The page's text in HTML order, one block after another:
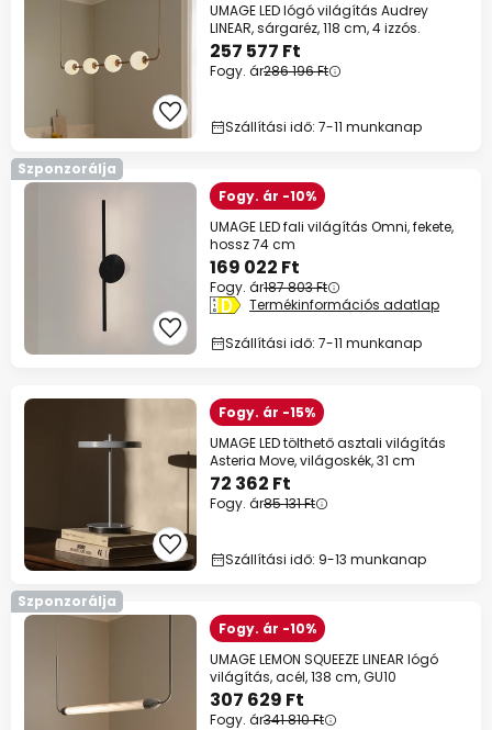
UMAGE LED lógó világítás Audrey
LINEAR, sárgaréz, 118 cm, 4 izzós.
257 577 Ft
Fogy. ár286 196 Ft
Szállítási idő: 7-11 munkanap
Szponzorálja
Fogy. ár -10%
UMAGE LED fali világítás Omni, fekete,
hossz 74 cm
169 022 Ft
Fogy. ár187 803 Ft
Termékinformációs adatlap
Szállítási idő: 7-11 munkanap
Fogy. ár -15%
UMAGE LED tölthető asztali világítás
Asteria Move, világoskék, 31 cm
72 362 Ft
Fogy. ár85 131 Ft
Szállítási idő: 9-13 munkanap
Szponzorálja
Fogy. ár -10%
UMAGE LEMON SQUEEZE LINEAR lógó
világítás, acél, 138 cm, GU10
307 629 Ft
Fogy. ár341 810 Ft